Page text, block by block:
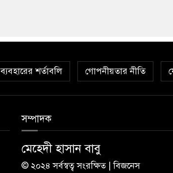
ব্যবহারের শর্তাবলি গোপনীয়তার নীতি
সম্পাদক
মেহেদী হাসান বাবু
© ২০২৪ সর্বস্বত্ব সংরক্ষিত | বিজনেস